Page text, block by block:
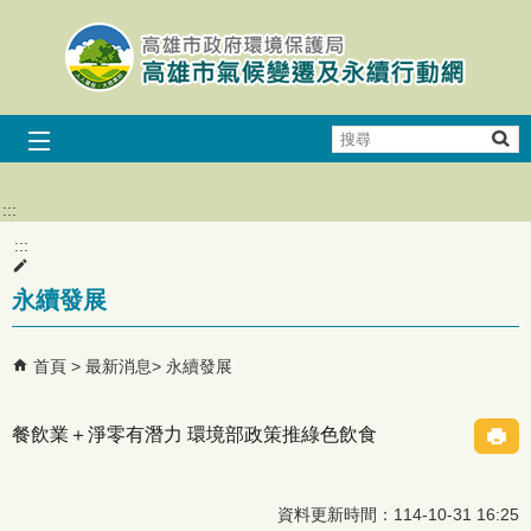
跳到主要內容區塊
搜
尋
:::
:::
永續發展
首頁 最新消息 永續發展
餐飲業＋淨零有潛力 環境部政策推綠色飲食
資料更新時間：114-10-31 16:25